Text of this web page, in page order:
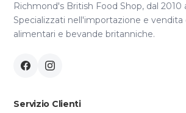
Richmond's British Food Shop, dal 2010
Specializzati nell'importazione e
alimentari e bevande britanniche.
Servizio Clienti